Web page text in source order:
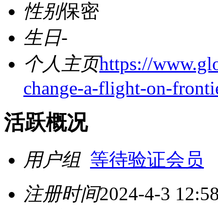
性别保密
生日-
个人主页https://
change-a-flight-on-
活跃概况
用户组 等待验证会员
注册时间2024-4-3